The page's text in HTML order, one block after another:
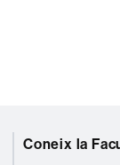
Coneix la